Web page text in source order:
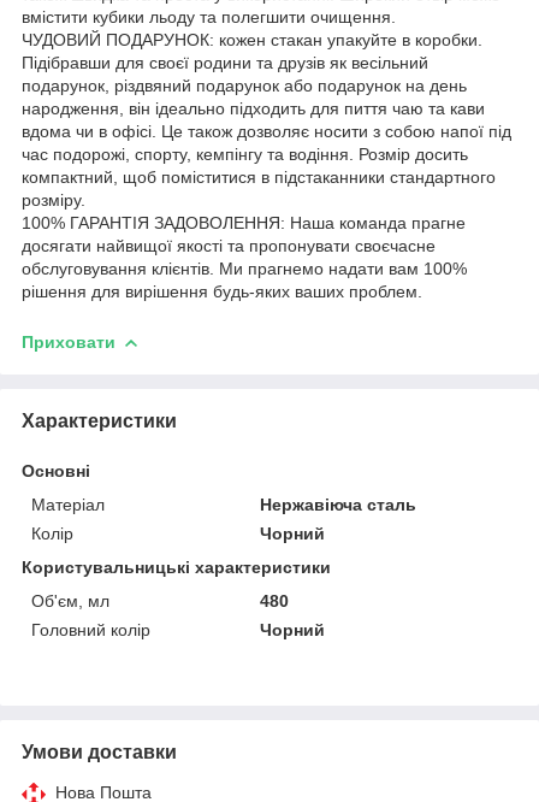
вмістити кубики льоду та полегшити очищення.
ЧУДОВИЙ ПОДАРУНОК: кожен стакан упакуйте в коробки.
Підібравши для своєї родини та друзів як весільний
подарунок, різдвяний подарунок або подарунок на день
народження, він ідеально підходить для пиття чаю та кави
вдома чи в офісі. Це також дозволяє носити з собою напої під
час подорожі, спорту, кемпінгу та водіння. Розмір досить
компактний, щоб поміститися в підстаканники стандартного
розміру.
100% ГАРАНТІЯ ЗАДОВОЛЕННЯ: Наша команда прагне
досягати найвищої якості та пропонувати своєчасне
обслуговування клієнтів. Ми прагнемо надати вам 100%
рішення для вирішення будь-яких ваших проблем.
Приховати
Характеристики
Основні
Матеріал
Нержавіюча сталь
Колір
Чорний
Користувальницькі характеристики
Об'єм, мл
480
Головний колір
Чорний
Умови доставки
Нова Пошта